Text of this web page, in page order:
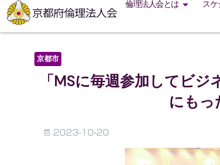
倫理法人会とは スケ
京都市
「MSに毎週参加してビ
にも
2023-10-20